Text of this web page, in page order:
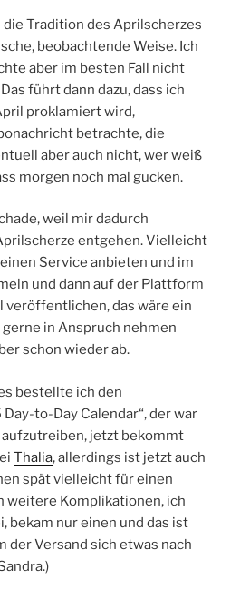
Tradition des Aprilscherzes
beobachtende Weise. Ich
aber im besten Fall nicht
führt dann dazu, dass ich
proklamiert wird,
betrachte, die
aber auch nicht, wer weiß
morgen noch mal gucken.
weil mir dadurch
entgehen. Vielleicht
Service anbieten und im
und dann auf der Plattform
veröffentlichen, das wäre ein
in Anspruch nehmen
schon wieder ab.
bestellte ich den
to-Day Calendar“, der war
jetzt bekommt
Thalia, allerdings ist jetzt auch
spät vielleicht für einen
weitere Komplikationen, ich
bekam nur einen und das ist
der Versand sich etwas nach